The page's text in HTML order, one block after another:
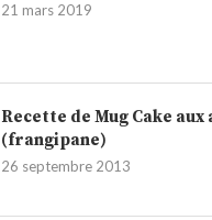
21 mars 2019
Recette de Mug Cake aux
(frangipane)
26 septembre 2013